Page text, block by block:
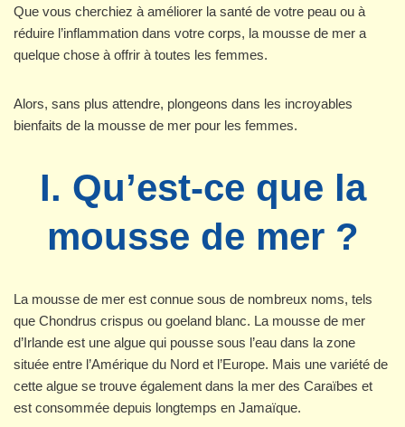
Que vous cherchiez à améliorer la santé de votre peau ou à
réduire l’inflammation dans votre corps, la mousse de mer a
quelque chose à offrir à toutes les femmes.
Alors, sans plus attendre, plongeons dans les incroyables
bienfaits de la mousse de mer pour les femmes.
I. Qu’est-ce que la
mousse de mer ?
La mousse de mer est connue sous de nombreux noms, tels
que Chondrus crispus ou goeland blanc. La mousse de mer
d’Irlande est une algue qui pousse sous l’eau dans la zone
située entre l’Amérique du Nord et l’Europe. Mais une variété de
cette algue se trouve également dans la mer des Caraïbes et
est consommée depuis longtemps en Jamaïque.